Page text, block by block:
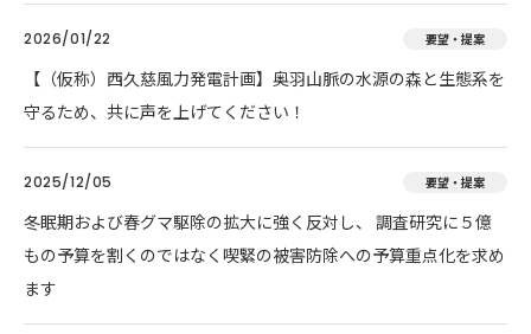
2026/01/22 要望・提案
【（仮称）西久慈風力発電計画】奥羽山脈の水源の森と生態系を
守るため、共に声を上げてください！
2025/12/05 要望・提案
冬眠期および春グマ駆除の拡大に強く反対し、 調査研究に５億
もの予算を割くのではなく喫緊の被害防除への予算重点化を求め
ます